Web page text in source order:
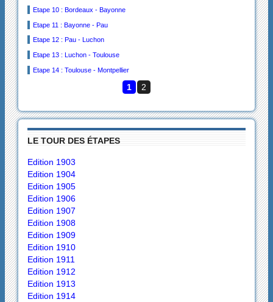
Etape 10 : Bordeaux - Bayonne
Etape 11 : Bayonne - Pau
Etape 12 : Pau - Luchon
Etape 13 : Luchon - Toulouse
Etape 14 : Toulouse - Montpellier
1 2
LE TOUR DES ÉTAPES
Edition 1903
Edition 1904
Edition 1905
Edition 1906
Edition 1907
Edition 1908
Edition 1909
Edition 1910
Edition 1911
Edition 1912
Edition 1913
Edition 1914